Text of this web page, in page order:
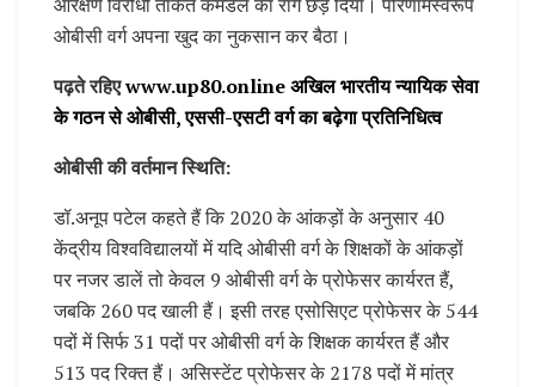
ओबीसी वर्ग अपना खुद का नुकसान कर बैठा।
पढ़ते रहिएwww.up80.online अखिल भारतीय न्यायिक सेवा
के गठन से ओबीसी, एससी-एसटी वर्ग का बढ़ेगा प्रतिनिधित्व
ओबीसी की वर्तमान स्थिति:
डॉ.अनूप पटेल कहते हैं कि 2020 के आंकड़ों के अनुसार 40
केंद्रीय विश्वविद्यालयों में यदि ओबीसी वर्ग के शिक्षकों के आंकड़ों
पर नजर डालें तो केवल 9 ओबीसी वर्ग के प्रोफेसर कार्यरत हैं,
जबकि 260 पद खाली हैं। इसी तरह एसोसिएट प्रोफेसर के 544
पदों में सिर्फ 31 पदों पर ओबीसी वर्ग के शिक्षक कार्यरत हैं और
513 पद रिक्त हैं। असिस्टेंट प्रोफेसर के 2178 पदों में मांत्र